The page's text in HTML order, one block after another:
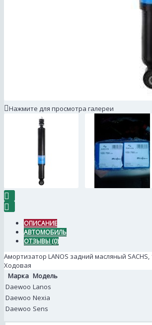
Нажмите для просмотра галереи
ОПИСАНИЕ
АВТОМОБИЛЬ
ОТЗЫВЫ (0)
Амортизатор LANOS задний масляный SACHS,
Ходовая
Марка Модель
Daewoo Lanos
Daewoo Nexia
Daewoo Sens